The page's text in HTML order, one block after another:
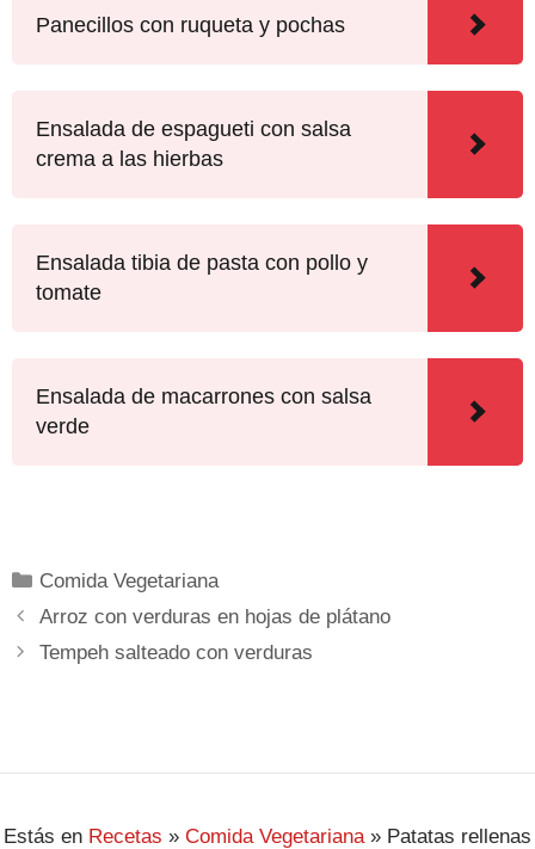
Panecillos con ruqueta y pochas
Ensalada de espagueti con salsa
crema a las hierbas
Ensalada tibia de pasta con pollo y
tomate
Ensalada de macarrones con salsa
verde
Comida Vegetariana
Arroz con verduras en hojas de plátano
Tempeh salteado con verduras
Estás en Recetas » Comida Vegetariana » Patatas rellenas